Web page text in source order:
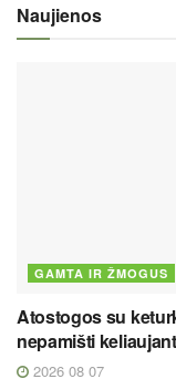
Naujienos
GAMTA IR ŽMOGUS
Atostogos su
nepamišti
2026 08 07